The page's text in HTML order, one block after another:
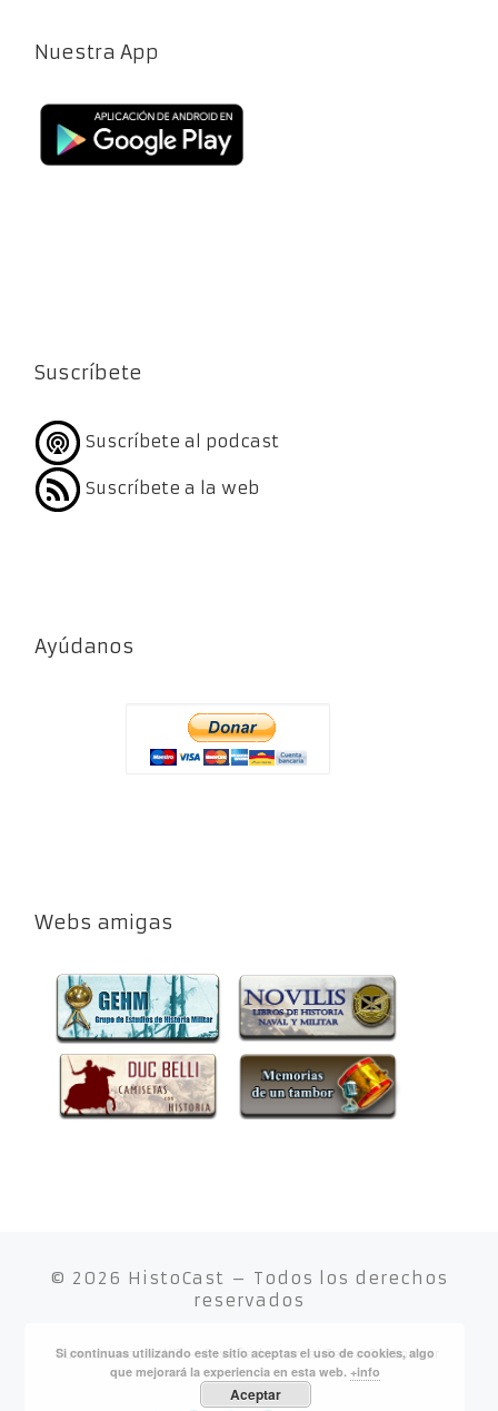
Nuestra App
Suscríbete
Suscríbete al podcast
Suscríbete a la web
Ayúdanos
Webs amigas
© 2026 HistoCast – Todos los derechos
reservados
Funciona conWP– Diseñado con elTema Customizr
Si continuas utilizando este sitio aceptas el uso de cookies, algo
que mejorará la experiencia en esta web. +info
Aceptar